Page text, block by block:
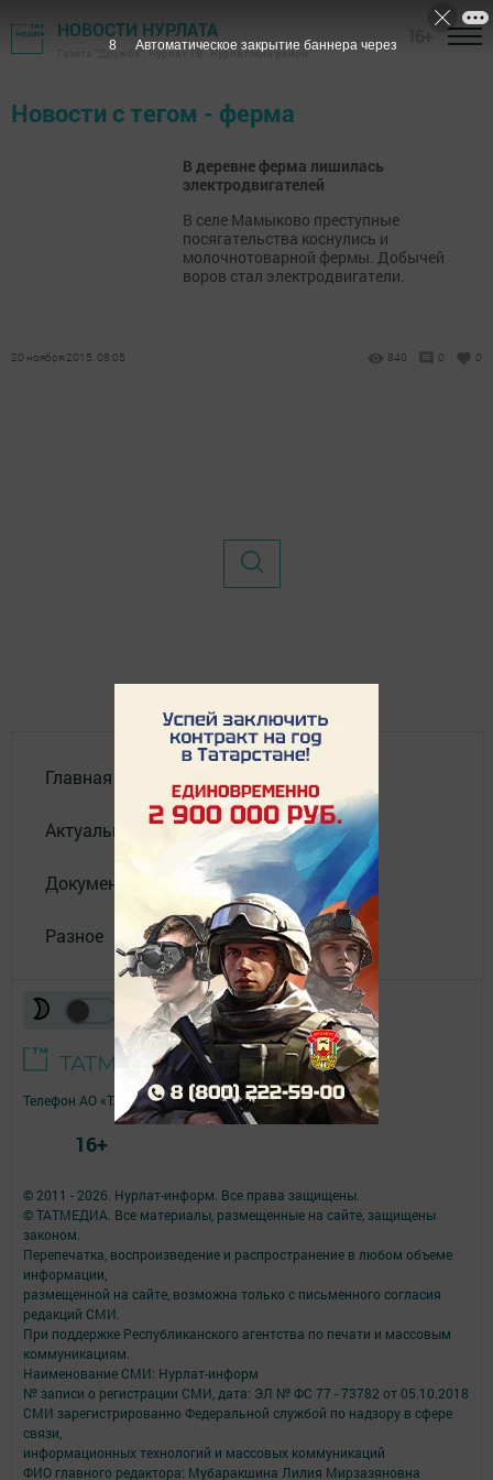
НОВОСТИ НУРЛАТА
Газета "Дружба", Нурлат ТВ - Нурлатский район
Новости с тегом - ферма
В деревне ферма лишилась
электродвигателей
В селе Мамыково преступные
посягательства коснулись и
молочнотоварной фермы. Добычей
воров стал электродвигатели.
20 ноября 2015, 08:05 840 0 0
Главная
Актуальное видео
Документы
Разное
© 2011 - 2026. Нурлат-⁠информ. Все права защищены.
© ТАТМЕДИА. Все материалы, размещенные на сайте, защищены
законом.
Перепечатка, воспроизведение и распространение в любом объеме
информации,
размещенной на сайте, возможна только с письменного согласия
редакций СМИ.
При поддержке Республиканского агентства по печати и массовым
коммуникациям.
Наименование СМИ: Нурлат-⁠информ
№ записи о регистрации СМИ, дата: ЭЛ № ФС 77 -⁠ 73782 от 05.10.2018
СМИ зарегистрированно Федеральной службой по надзору в сфере
связи,
информационных технологий и массовых коммуникаций
ФИО главного редактора: Мубаракшина Лилия Мирзазяновна
Телефон АО «ТАТМЕДИА»:(843) 222 09 84
16+
8 Автоматическое закрытие баннера через